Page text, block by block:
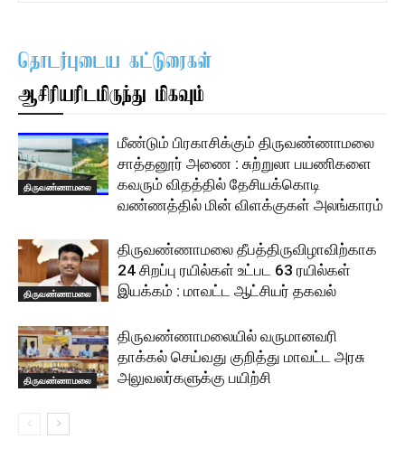
தொடர்புடைய கட்டுரைகள்
ஆசிரியரிடமிருந்து மிகவும்
திருவண்ணாமலை
மீண்டும் பிரகாசிக்கும் திருவண்ணாமலை
சாத்தனூர் அணை : சுற்றுலா பயணிகளை
கவரும் விதத்தில் தேசியக்கொடி
வண்ணத்தில் மின் விளக்குகள் அலங்காரம்
திருவண்ணாமலை
திருவண்ணாமலை தீபத்திருவிழாவிற்காக
24 சிறப்பு ரயில்கள் உட்பட 63 ரயில்கள்
இயக்கம் : மாவட்ட ஆட்சியர் தகவல்
திருவண்ணாமலை
திருவண்ணாமலையில் வருமானவரி
தாக்கல் செய்வது குறித்து மாவட்ட அரசு
அலுவலர்களுக்கு பயிற்சி